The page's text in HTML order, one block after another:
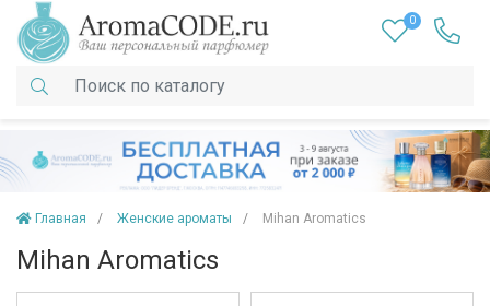
0
Главная Женские ароматы Mihan Aromatics
Mihan Aromatics